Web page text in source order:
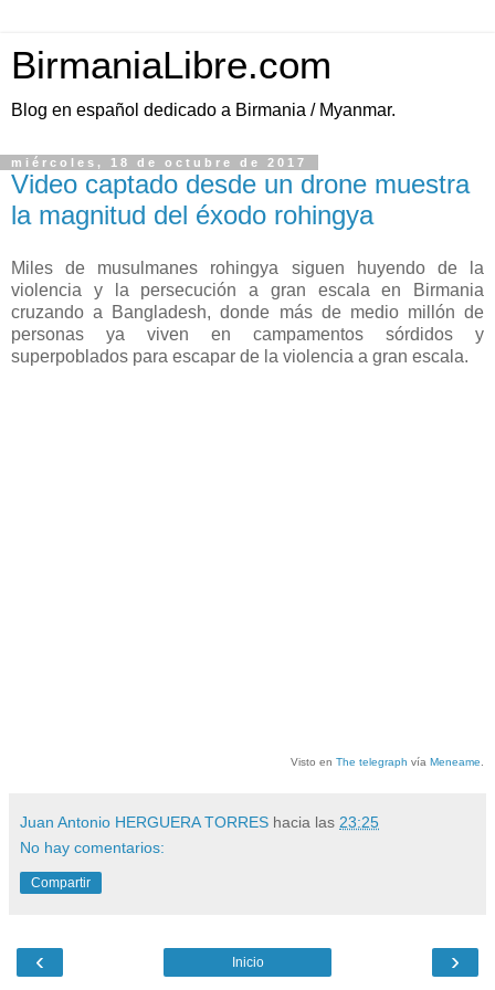
BirmaniaLibre.com
Blog en español dedicado a Birmania / Myanmar.
miércoles, 18 de octubre de 2017
Video captado desde un drone muestra
la magnitud del éxodo rohingya
Miles de musulmanes rohingya siguen huyendo de la
violencia y la persecución a gran escala en Birmania
cruzando a Bangladesh, donde más de medio millón de
personas ya viven en campamentos sórdidos y
superpoblados para escapar de la violencia a gran escala.
Visto en The telegraph vía Meneame
Juan Antonio HERGUERA TORRES hacia las 23:25
No hay comentarios:
Compartir
‹ ›
Inicio